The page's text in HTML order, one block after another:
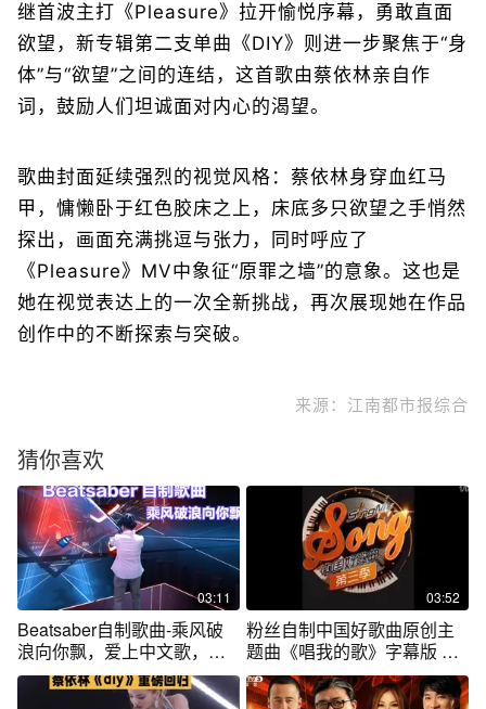
继首波主打《Pleasure》拉开愉悦序幕，勇敢直面
欲望，新专辑第二支单曲《DIY》则进一步聚焦于“身
体”与“欲望”之间的连结，这首歌由蔡依林亲自作
词，鼓励人们坦诚面对内心的渴望。
歌曲封面延续强烈的视觉风格：蔡依林身穿血红马
甲，慵懒卧于红色胶床之上，床底多只欲望之手悄然
探出，画面充满挑逗与张力，同时呼应了
《Pleasure》MV中象征“原罪之墙”的意象。这也是
她在视觉表达上的一次全新挑战，再次展现她在作品
创作中的不断探索与突破。
来源：江南都市报综合
猜你喜欢
03:11
Beatsaber自制歌曲-乘风破
浪向你飘，爱上中文歌，烧
脑无悔系列
03:52
粉丝自制中国好歌曲原创主
题曲《唱我的歌》字幕版 @
音乐人郑...